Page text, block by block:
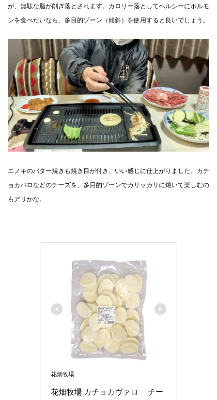
が、無駄な脂が削ぎ落とされます。カロリー落としてヘルシーにホルモ
ンを食べたいなら、多目的ゾーン（傾斜）を使用すると良いでしょう。
エノキのバター焼きも焼き目が付き、いい感じに仕上がりました。カチ
ョカバロなどのチーズを、多目的ゾーンでカリッカリに焼いて楽しむの
もアリかな。
花畑牧場
花畑牧場 カチョカヴァロ 　チー